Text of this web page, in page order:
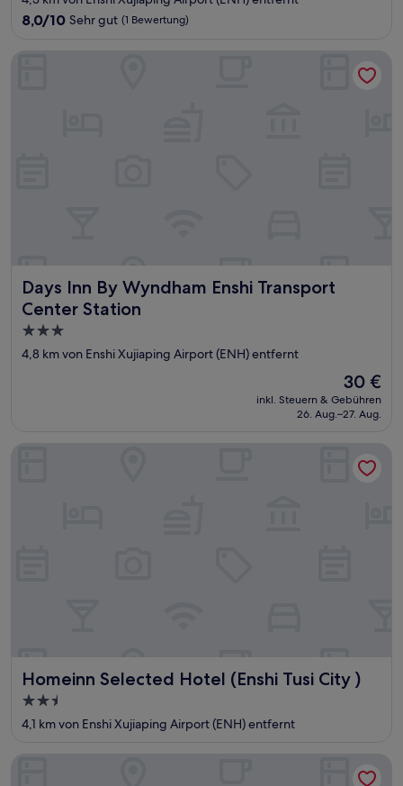
Unterkunft
8.0
10,
8,0/10 Sehr gut (1 Bewertung)
Days Inn By Wyndham Enshi Transport
Center Station
Days Inn By Wyndham Enshi Transport Center Station
3.0-
Sterne-
4,8 km von Enshi Xujiaping Airport (ENH) entfernt
Der
Preis
beträgt
30 €
inkl. Steuern & Gebühren
26. Aug.–27. Aug.
Homeinn Selected Hotel (Enshi Tusi City )
Homeinn Selected Hotel (Enshi Tusi City )
2.5-
Sterne-
4,1 km von Enshi Xujiaping Airport (ENH) entfernt
Homeinn Selected Hotel (Enshi Tusi City )